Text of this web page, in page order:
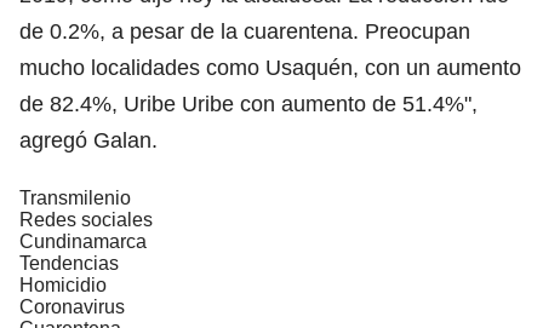
de 0.2%, a pesar de la cuarentena. Preocupan
mucho localidades como Usaquén, con un aumento
de 82.4%, Uribe Uribe con aumento de 51.4%",
agregó Galan.
Transmilenio
Redes sociales
Cundinamarca
Tendencias
Homicidio
Coronavirus